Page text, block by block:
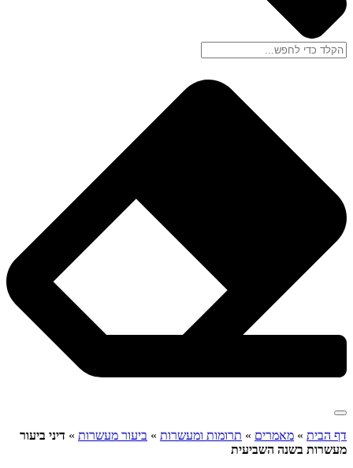
דף הבית » מאמרים » תרומות ומעשרות » ביעור מעשרות » דיני ביעור
מעשרות בשנה השביעית